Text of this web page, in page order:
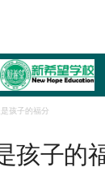
孩子的福分
孩子的